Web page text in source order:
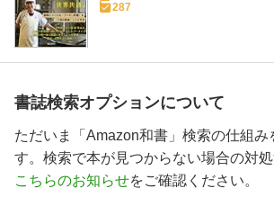
287
書誌検索オプションについて
ただいま「Amazon和書」検索の仕組み
す。検索で本が見つからない場合の対
こちらのお知らせをご確認ください。